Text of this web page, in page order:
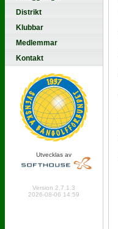
Distrikt
Klubbar
Medlemmar
Kontakt
Utvecklas av
Version 2.7.1.3
2026-08-06 14:59